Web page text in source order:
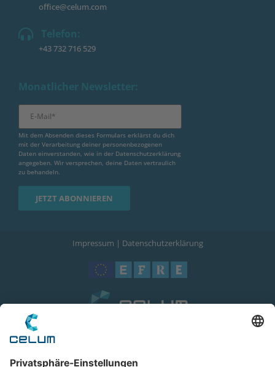
office@celum.com
Telefon:
+43 732 716 529
Monatlicher Newsletter:
Mit dem Absenden dieses Formulars erklärst du dich
mit der Verarbeitung deiner personenbezogenen
Daten einverstanden, wie in der Datenschutzerklärung
angegeben. Wir versprechen, deine Daten vertraulich
zu behandeln.
Impressum | Datenschutzerklärung